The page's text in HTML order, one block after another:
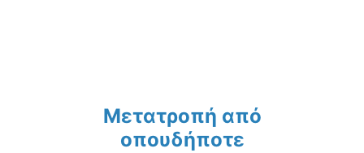
Μετατροπή από
οπουδήποτε